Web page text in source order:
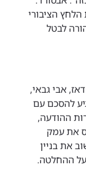
הציבורי
לבטל
דאז, אבי גבאי,
להסכם עם
ההודעה,
את עמק
את בניין
על ההחלטה.